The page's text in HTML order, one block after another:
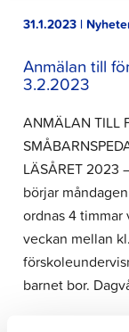
31.1.2023 |
Anmälan till
3.2.2023
ANMÄLAN TILL
LÄSÅRET 2023
börjar
ordnas 4 timmar
veckan mellan
barnet bor.